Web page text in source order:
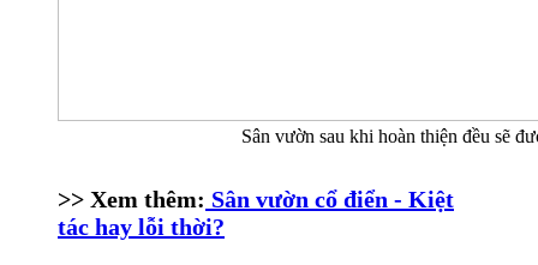
Sân vườn sau khi hoàn thiện đều sẽ
>> Xem thêm: Sân vườn cổ điển - Kiệt
tác hay lỗi thời?